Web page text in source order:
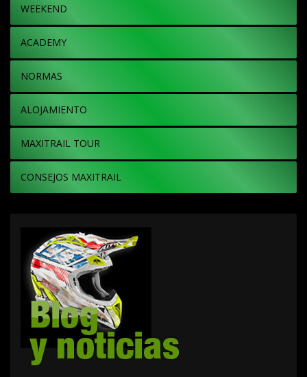
WEEKEND
ACADEMY
NORMAS
ALOJAMIENTO
MAXITRAIL TOUR
CONSEJOS MAXITRAIL